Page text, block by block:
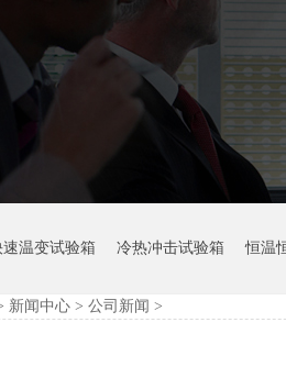
速温变试验箱 冷热冲击试验箱 恒温
新闻中心 > 公司新闻 >